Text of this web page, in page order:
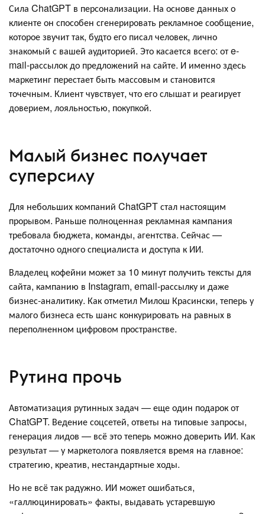
Сила ChatGPT в персонализации. На основе данных о
клиенте он способен сгенерировать рекламное сообщение,
которое звучит так, будто его писал человек, лично
знакомый с вашей аудиторией. Это касается всего: от e-
mail-рассылок до предложений на сайте. И именно здесь
маркетинг перестает быть массовым и становится
точечным. Клиент чувствует, что его слышат и реагирует
доверием, лояльностью, покупкой.
Малый бизнес получает
суперсилу
Для небольших компаний ChatGPT стал настоящим
прорывом. Раньше полноценная рекламная кампания
требовала бюджета, команды, агентства. Сейчас —
достаточно одного специалиста и доступа к ИИ.
Владелец кофейни может за 10 минут получить тексты для
сайта, кампанию в Instagram, email-рассылку и даже
бизнес-аналитику. Как отметил Милош Красински, теперь у
малого бизнеса есть шанс конкурировать на равных в
переполненном цифровом пространстве.
Рутина прочь
Автоматизация рутинных задач — еще один подарок от
ChatGPT. Ведение соцсетей, ответы на типовые запросы,
генерация лидов — всё это теперь можно доверить ИИ. Как
результат — у маркетолога появляется время на главное:
стратегию, креатив, нестандартные ходы.
Но не всё так радужно. ИИ может ошибаться,
«галлюцинировать» факты, выдавать устаревшую